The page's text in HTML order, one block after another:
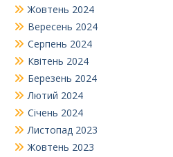
Жовтень 2024
Вересень 2024
Серпень 2024
Квітень 2024
Березень 2024
Лютий 2024
Січень 2024
Листопад 2023
Жовтень 2023